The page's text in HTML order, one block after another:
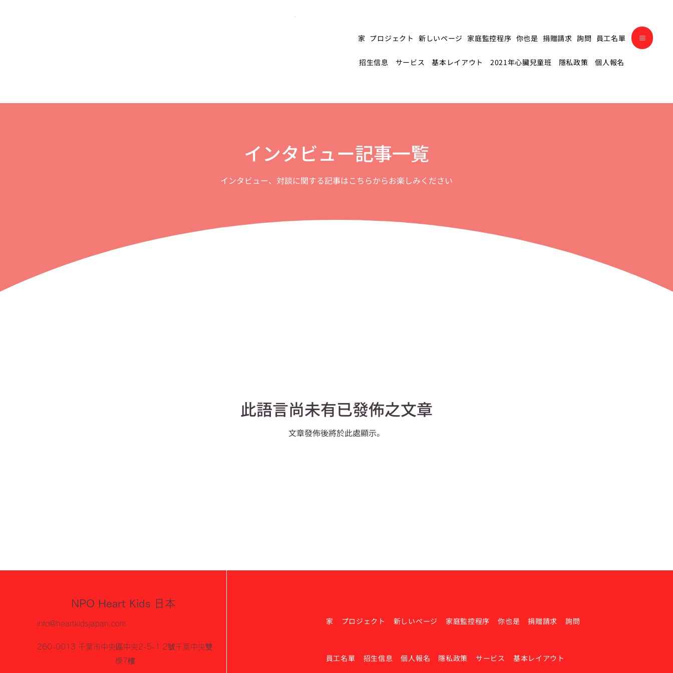
家 プロジェクト 新しいページ 家庭監控程序 你也是 捐贈請求 詢問 員工名單
招生信息 サービス 基本レイアウト 2021年心臟兒童班 隱私政策 個人報名
インタビュー記事一覧
インタビュー、対談に関する記事はこちらからお楽しみください
此語言尚未有已發佈之文章
文章發佈後將於此處顯示。
NPO Heart Kids 日本
info@heartkidsjapan.com
260-0013 千葉市中央區中央2-5-1 2號千葉中央雙
棟7樓
家 プロジェクト 新しいページ 家庭監控程序 你也是 捐贈請求 詢問
員工名單 招生信息 個人報名 隱私政策 サービス 基本レイアウト